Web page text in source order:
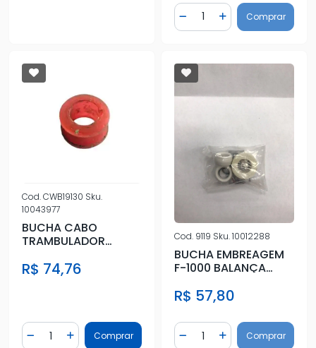
Diminuir Quantidade
Quantidade
AdicionarComprar
Cod.CWB19130 Sku.
10043977
BUCHA CABO
TRAMBULADOR
AUTOMATICO
R$ 74,76
Diminuir Quantidade
Quantidade
Adicionar Quantidade
Comprar
Cod. 9119 Sku.10012288
BUCHA EMBREAGEM
F-1000 BALANÇA
R$ 57,80
Diminuir Quantidade
Quantidade
AdicionarComprar